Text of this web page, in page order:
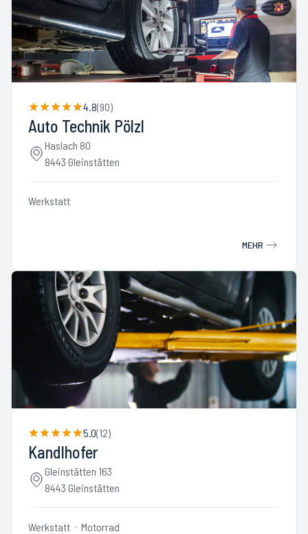
4.8(90)
Auto Technik Pölzl
Haslach 80
8443 Gleinstätten
Werkstatt
MEHR
5.0(12)
Kandlhofer
Gleinstätten 163
8443 Gleinstätten
Werkstatt Motorrad